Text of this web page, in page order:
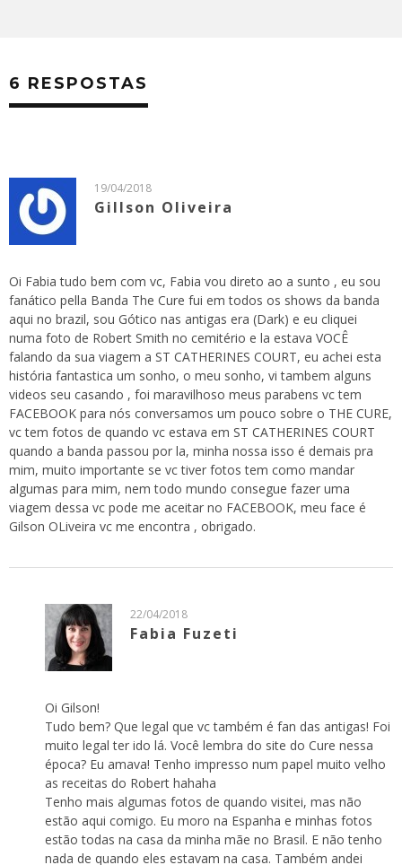
6 RESPOSTAS
19/04/2018
Gillson Oliveira
Oi Fabia tudo bem com vc, Fabia vou direto ao a sunto , eu sou
fanático pella Banda The Cure fui em todos os shows da banda
aqui no brazil, sou Gótico nas antigas era (Dark) e eu cliquei
numa foto de Robert Smith no cemitério e la estava VOCÊ
falando da sua viagem a ST CATHERINES COURT, eu achei esta
história fantastica um sonho, o meu sonho, vi tambem alguns
videos seu casando , foi maravilhoso meus parabens vc tem
FACEBOOK para nós conversamos um pouco sobre o THE CURE,
vc tem fotos de quando vc estava em ST CATHERINES COURT
quando a banda passou por la, minha nossa isso é demais pra
mim, muito importante se vc tiver fotos tem como mandar
algumas para mim, nem todo mundo consegue fazer uma
viagem dessa vc pode me aceitar no FACEBOOK, meu face é
Gilson OLiveira vc me encontra , obrigado.
22/04/2018
Fabia Fuzeti
Oi Gilson!
Tudo bem? Que legal que vc também é fan das antigas! Foi
muito legal ter ido lá. Você lembra do site do Cure nessa
época? Eu amava! Tenho impresso num papel muito velho
as receitas do Robert hahaha
Tenho mais algumas fotos de quando visitei, mas não
estão aqui comigo. Eu moro na Espanha e minhas fotos
estão todas na casa da minha mãe no Brasil. E não tenho
nada de quando eles estavam na casa. Também andei